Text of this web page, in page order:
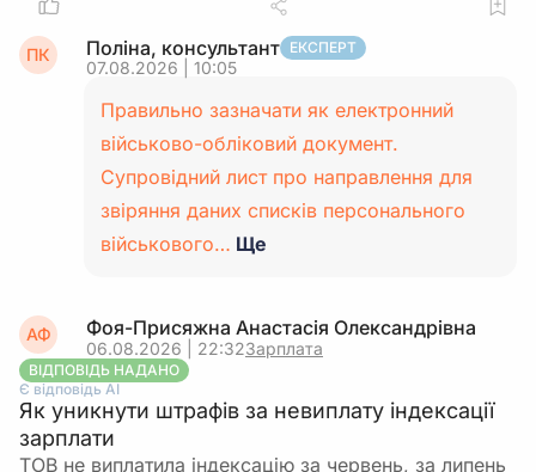
ПК Поліна, консультант ЕКСПЕРТ
07.08.2026 | 10:05
Правильно зазначати як електронний
військово-обліковий документ.
Супровідний лист про направлення для
звіряння даних списків персонального
військового… Ще
АФ Фоя-Присяжна Анастасія Олександрівна
06.08.2026 | 22:32Зарплата
ВІДПОВІДЬ НАДАНО
Є відповідь АІ
Як уникнути штрафів за невиплату індексації
зарплати
ТОВ не виплатила індексацію за червень, за липень